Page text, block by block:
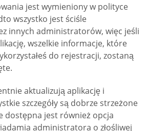
jest wymieniony w polityce
wszystko jest ściśle
innych administratorów, więc jeśli
wszelkie informacje, które
do rejestracji, zostaną
aktualizują aplikację i
szczegóły są dobrze strzeżone
dostępna jest również opcja
administratora o złośliwej